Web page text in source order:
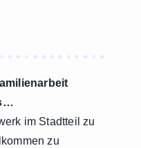
im Stadtteil zu
zu